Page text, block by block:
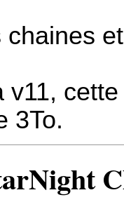
chaines
v11,
3To.